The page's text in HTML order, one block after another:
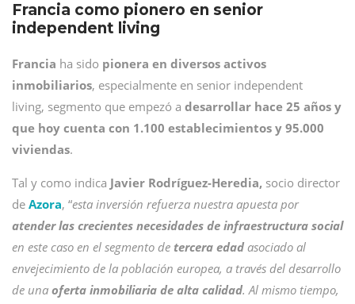
Francia como pionero en senior
independent living
Francia ha sido pionera en diversos activos
inmobiliarios, especialmente en senior independent
living, segmento que empezó a desarrollar hace 25 años y
que hoy cuenta con 1.100 establecimientos y 95.000
viviendas.
Tal y como indica Javier Rodríguez-Heredia, socio director
de Azora, “esta inversión refuerza nuestra apuesta por
atender las crecientes necesidades de infraestructura social
en este caso en el segmento de tercera edadasociado al
envejecimiento de la población europea, a través del desarrollo
de una oferta inmobiliaria de alta calidad. Al mismo tiempo,